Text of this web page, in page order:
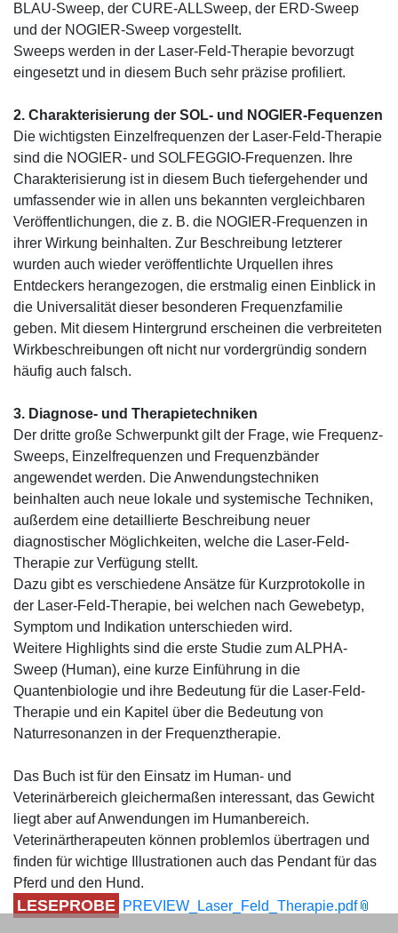
BLAU-Sweep, der CURE-ALLSweep, der ERD-Sweep
und der NOGIER-Sweep vorgestellt.
Sweeps werden in der Laser-Feld-Therapie bevorzugt
eingesetzt und in diesem Buch sehr präzise profiliert.
2. Charakterisierung der SOL- und NOGIER-Fequenzen
Die wichtigsten Einzelfrequenzen der Laser-Feld-Therapie
sind die NOGIER- und SOLFEGGIO-Frequenzen. Ihre
Charakterisierung ist in diesem Buch tiefergehender und
umfassender wie in allen uns bekannten vergleichbaren
Veröffentlichungen, die z. B. die NOGIER-Frequenzen in
ihrer Wirkung beinhalten. Zur Beschreibung letzterer
wurden auch wieder veröffentlichte Urquellen ihres
Entdeckers herangezogen, die erstmalig einen Einblick in
die Universalität dieser besonderen Frequenzfamilie
geben. Mit diesem Hintergrund erscheinen die verbreiteten
Wirkbeschreibungen oft nicht nur vordergründig sondern
häufig auch falsch.
3. Diagnose- und Therapietechniken
Der dritte große Schwerpunkt gilt der Frage, wie Frequenz-
Sweeps, Einzelfrequenzen und Frequenzbänder
angewendet werden. Die Anwendungstechniken
beinhalten auch neue lokale und systemische Techniken,
außerdem eine detaillierte Beschreibung neuer
diagnostischer Möglichkeiten, welche die Laser-Feld-
Therapie zur Verfügung stellt.
Dazu gibt es verschiedene Ansätze für Kurzprotokolle in
der Laser-Feld-Therapie, bei welchen nach Gewebetyp,
Symptom und Indikation unterschieden wird.
Weitere Highlights sind die erste Studie zum ALPHA-
Sweep (Human), eine kurze Einführung in die
Quantenbiologie und ihre Bedeutung für die Laser-Feld-
Therapie und ein Kapitel über die Bedeutung von
Naturresonanzen in der Frequenztherapie.
Das Buch ist für den Einsatz im Human- und
Veterinärbereich gleichermaßen interessant, das Gewicht
liegt aber auf Anwendungen im Humanbereich.
Veterinärtherapeuten können problemlos übertragen und
finden für wichtige Illustrationen auch das Pendant für das
Pferd und den Hund.
LESEPROBE PREVIEW_Laser_Feld_Therapie.pdf